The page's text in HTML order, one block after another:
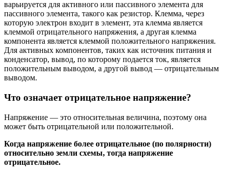
варьируется для активного или пассивного элемента для
пассивного элемента, такого как резистор. Клемма, через
которую электрон входит в элемент, эта клемма является
клеммой отрицательного напряжения, а другая клемма
компонента является клеммой положительного напряжения.
Для активных компонентов, таких как источник питания и
конденсатор, вывод, по которому подается ток, является
положительным выводом, а другой вывод — отрицательным
выводом.
Что означает отрицательное напряжение?
Напряжение — это относительная величина, поэтому она
может быть отрицательной или положительной.
Когда напряжение более отрицательное (по полярности)
относительно земли схемы, тогда напряжение
отрицательное.